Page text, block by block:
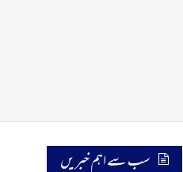
سب سے اہم خبریں